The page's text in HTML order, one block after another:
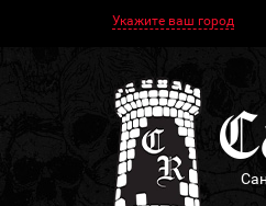
Укажите ваш город